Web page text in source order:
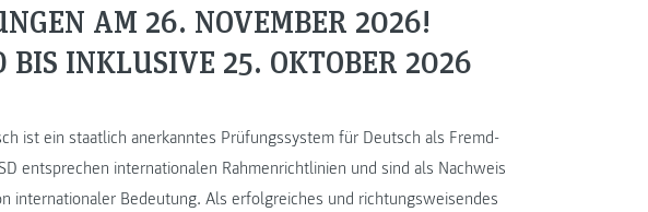
AM 26. NOVEMBER 2026!
BIS INKLUSIVE 25. OKTOBER 2026
ist ein staatlich anerkanntes Prüfungssystem für Deutsch als Fremd-
entsprechen internationalen Rahmenrichtlinien und sind als Nachweis
internationaler Bedeutung. Als erfolgreiches und richtungsweisendes